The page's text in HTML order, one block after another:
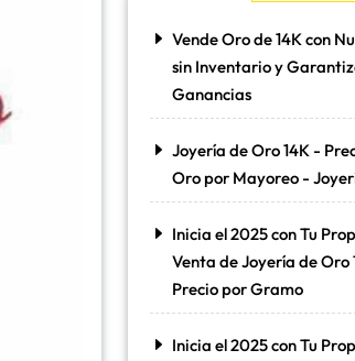
Vende Oro de 14K con
sin Inventario y
Ganancias
Joyería de Oro 14K -
Oro por Mayoreo -
Inicia el 2025 con Tu
Venta de Joyería de Oro
Precio por Gramo
Inicia el 2025 con Tu